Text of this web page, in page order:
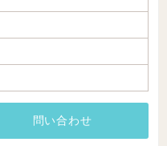
問い合わせ